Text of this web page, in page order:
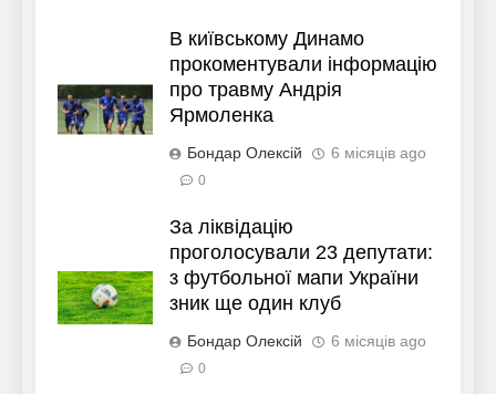
В київському Динамо
прокоментували інформацію
про травму Андрія
Ярмоленка
Бондар Олексій 6 місяців ago
0
За ліквідацію
проголосували 23 депутати:
з футбольної мапи України
зник ще один клуб
Бондар Олексій 6 місяців ago
0